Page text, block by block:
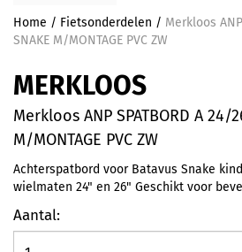
Home / Fietsonderdelen / Merkloos
SNAKE M/MONTAGE PVC ZW
MERKLOOS
Merkloos ANP SPATBORD A 24/
M/MONTAGE PVC ZW
Achterspatbord voor Batavus Snake
wielmaten 24" en 26" Geschikt voor
Aantal: